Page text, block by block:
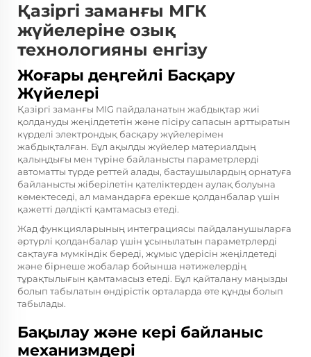
Қазіргі заманғы МГК
жүйелеріне озық
технологияны енгізу
Жоғары деңгейлі Басқару
Жүйелері
Қазіргі заманғы MIG пайдаланатын жабдықтар жиі
қолдануды жеңілдететін және пісіру сапасын арттыратын
күрделі электрондық басқару жүйелерімен
жабдықталған. Бұл ақылды жүйелер материалдың
қалыңдығы мен түріне байланысты параметрлерді
автоматты түрде реттей алады, бастаушылардың орнатуға
байланысты жіберілетін қателіктерден аулақ болуына
көмектеседі, ал мамандарға ерекше қолданбалар үшін
қажетті дәлдікті қамтамасыз етеді.
Жад функцияларының интеграциясы пайдаланушыларға
әртүрлі қолданбалар үшін ұсынылатын параметрлерді
сақтауға мүмкіндік береді, жұмыс үдерісін жеңілдетеді
және бірнеше жобалар бойынша нәтижелердің
тұрақтылығын қамтамасыз етеді. Бұл қайталану маңызды
болып табылатын өндірістік орталарда өте құнды болып
табылады.
Бақылау және кері байланыс
механизмдері